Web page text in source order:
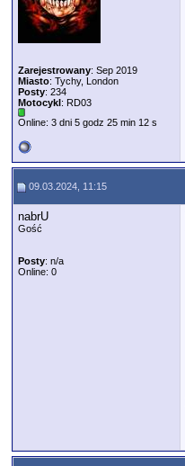
Zarejestrowany: Sep 2019
Miasto: Tychy, London
Posty: 234
Motocykl: RD03
Online: 3 dni 5 godz 25 min 12 s
09.03.2024, 11:15
nabrU
Gość
Posty: n/a
Online: 0